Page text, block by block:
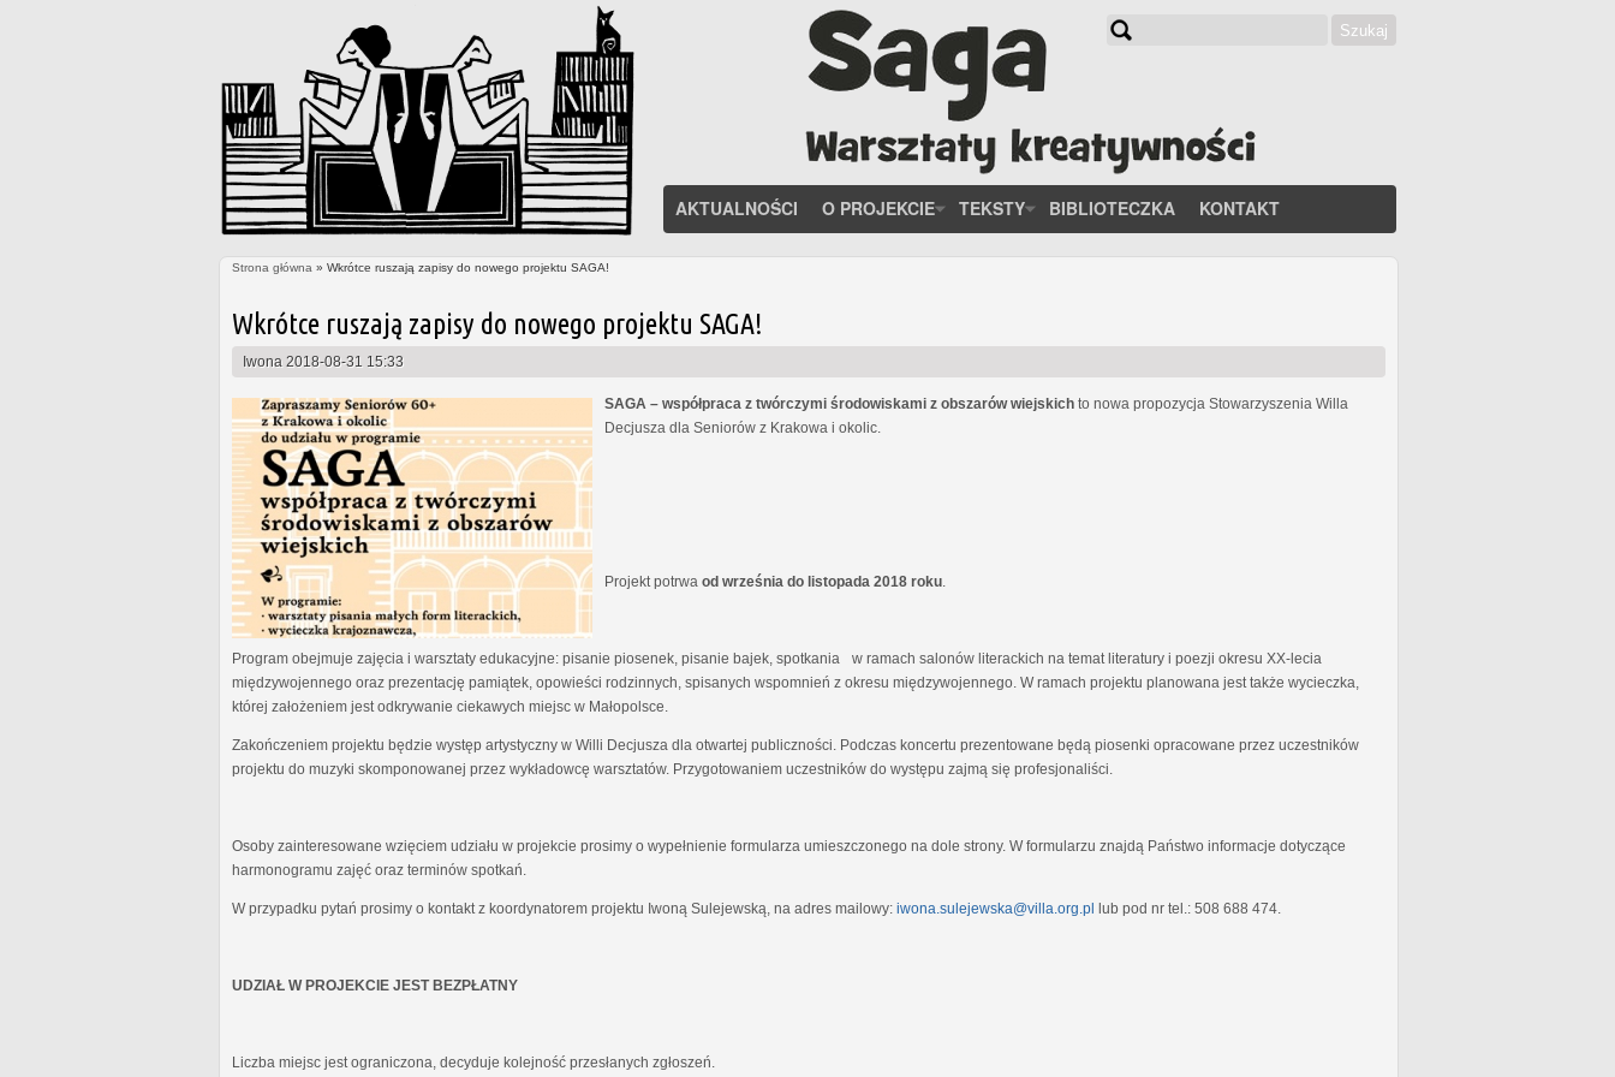
Szukaj
AKTUALNOŚCI O PROJEKCIE TEKSTY BIBLIOTECZKA KONTAKT
Strona główna » Wkrótce ruszają zapisy do nowego projektu SAGA!
Wkrótce ruszają zapisy do nowego projektu SAGA!
Iwona 2018-08-31 15:33
SAGA – współpraca z twórczymi środowiskami z obszarów wiejskich to nowa propozycja Stowarzyszenia Willa
Decjusza dla Seniorów z Krakowa i okolic.
Projekt potrwa od września do listopada 2018 roku
Program obejmuje zajęcia i warsztaty edukacyjne: pisanie piosenek, pisanie bajek, spotkania w ramach salonów literackich na temat literatury i poezji okresu XX-lecia
międzywojennego oraz prezentację pamiątek, opowieści rodzinnych, spisanych wspomnień z okresu międzywojennego. W ramach projektu planowana jest także wycieczka,
której założeniem jest odkrywanie ciekawych miejsc w Małopolsce.
Zakończeniem projektu będzie występ artystyczny w Willi Decjusza dla otwartej publiczności. Podczas koncertu prezentowane będą piosenki opracowane przez uczestników
projektu do muzyki skomponowanej przez wykładowcę warsztatów. Przygotowaniem uczestników do występu zajmą się profesjonaliści.
Osoby zainteresowane wzięciem udziału w projekcie prosimy o wypełnienie formularza umieszczonego na dole strony. W formularzu znajdą Państwo informacje dotyczące
harmonogramu zajęć oraz terminów spotkań.
W przypadku pytań prosimy o kontakt z koordynatorem projektu Iwoną Sulejewską, na adres mailowy: iwona.sulejewska@villa.org.pl lub pod nr tel.: 508 688 474.
UDZIAŁ W PROJEKCIE JEST BEZPŁATNY
Liczba miejsc jest ograniczona, decyduje kolejność przesłanych zgłoszeń.